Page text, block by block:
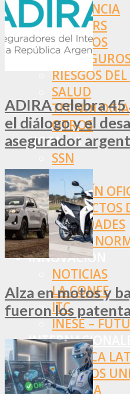
ASISTENCIA
BROKERS
SEGUROS
RIESGOS
SALUD
TECNOLOGÍA
OTROS
NORMAS
SSN
SRT
BOLETÍN
PROYECTOS
SOCIEDADES
OTRAS
INNOVACIÓN
NOTICIAS
LA CONFE
ITC
INESE –
AMÉRICA
ESTADOS
EUROPA
ADIRA celebra
el diálogo y el
asegurador
Alza en motos y
fueron los